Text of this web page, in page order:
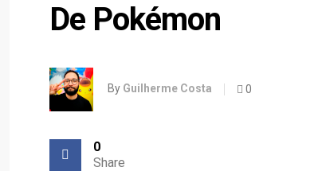
De Pokémon
By Guilherme Costa 0
0
Share